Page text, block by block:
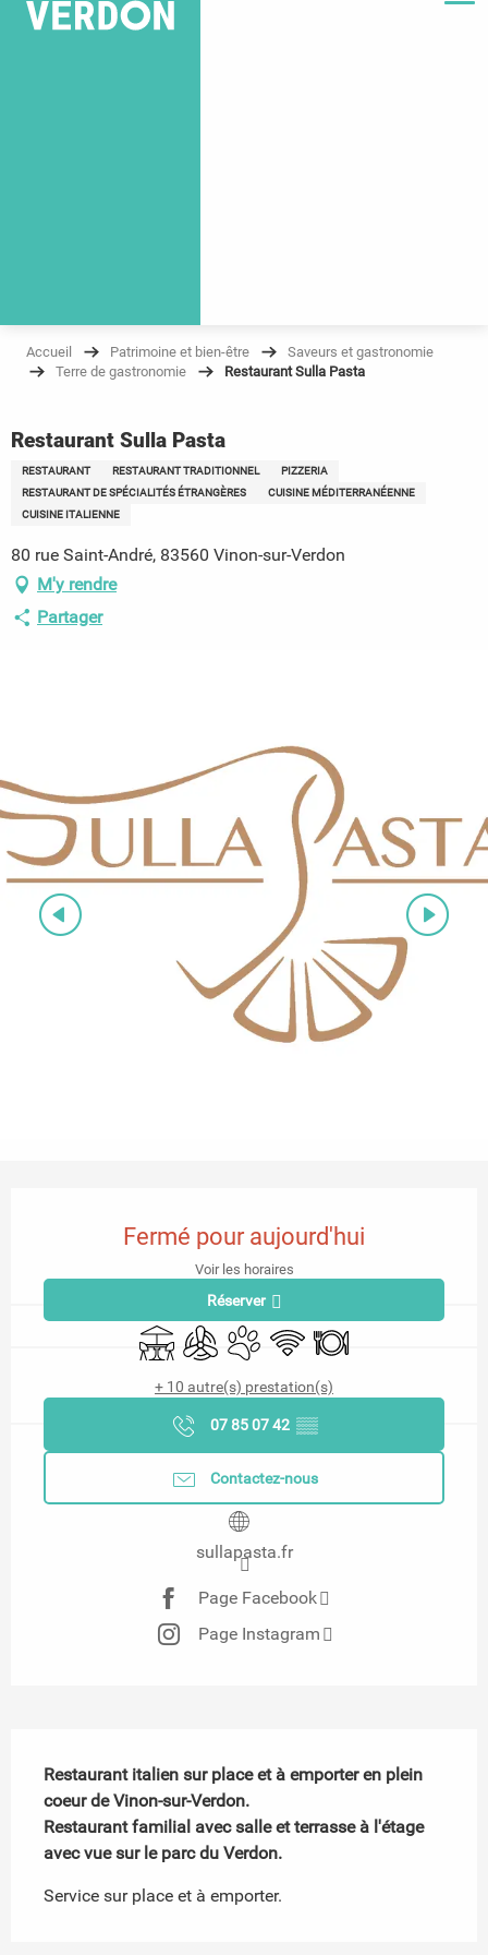
Accueil Patrimoine et bien-être
Saveurs et gastronomie
Terre de gastronomie
Restaurant Sulla Pasta
Restaurant Sulla Pasta
RESTAURANT RESTAURANT TRADITIONNEL
PIZZERIA
RESTAURANT DE SPÉCIALITÉS ÉTRANGÈRES
CUISINE MÉDITERRANÉENNE
CUISINE ITALIENNE
80 rue Saint-André, 83560 Vinon-sur-Verdon
M'y rendre
Partager
Fermé pour aujourd'hui
Voir les horaires
Réserver
TerrasseAir conditionné
Animaux acceptés
WiFi Restaurant
+ 10 autre(s) prestation(s)
07 85 07 42 ▒▒
Contactez-nous
sullapasta.fr
Page Facebook
Page Instagram
Restaurant italien sur place et à emporter en plein
coeur de Vinon-sur-Verdon.
Restaurant familial avec salle et terrasse à l'étage
avec vue sur le parc du Verdon.
Service sur place et à emporter.